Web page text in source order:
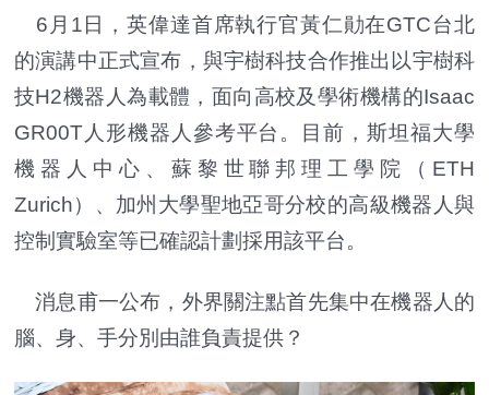
6月1日，英偉達首席執行官黃仁勛在GTC台北
的演講中正式宣布，與宇樹科技合作推出以宇樹科
技H2機器人為載體，面向高校及學術機構的Isaac
GR00T人形機器人參考平台。目前，斯坦福大學
機器人中心、蘇黎世聯邦理工學院（ETH
Zurich）、加州大學聖地亞哥分校的高級機器人與
控制實驗室等已確認計劃採用該平台。
消息甫一公布，外界關注點首先集中在機器人的
腦、身、手分別由誰負責提供？